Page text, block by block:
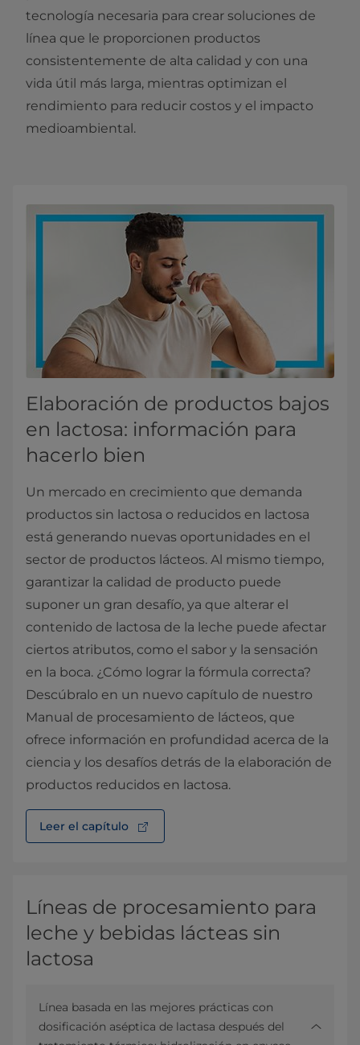
tecnología necesaria para crear soluciones de
línea que le proporcionen productos
consistentemente de alta calidad y con una
vida útil más larga, mientras optimizan el
rendimiento para reducir costos y el impacto
medioambiental.
Elaboración de productos bajos
en lactosa: información para
hacerlo bien
Un mercado en crecimiento que demanda
productos sin lactosa o reducidos en lactosa
está generando nuevas oportunidades en el
sector de productos lácteos. Al mismo tiempo,
garantizar la calidad de producto puede
suponer un gran desafío, ya que alterar el
contenido de lactosa de la leche puede afectar
ciertos atributos, como el sabor y la sensación
en la boca. ¿Cómo lograr la fórmula correcta?
Descúbralo en un nuevo capítulo de nuestro
Manual de procesamiento de lácteos, que
ofrece información en profundidad acerca de la
ciencia y los desafíos detrás de la elaboración de
productos reducidos en lactosa.
Leer el capítulo
Líneas de procesamiento para
leche y bebidas lácteas sin
lactosa
Línea basada en las mejores prácticas con
dosificación aséptica de lactasa después del